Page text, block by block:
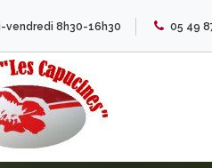
vendredi 8h30-16h30 05 49